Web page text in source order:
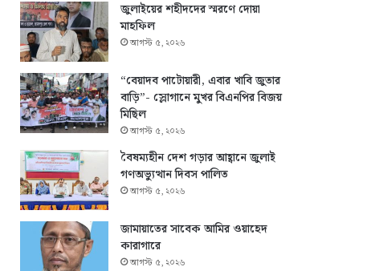
জুলাইয়ের শহীদদের স্মরণে দোয়া
মাহফিল
আগস্ট ৫, ২০২৬
“বেয়াদব পাটোয়ারী, এবার খাবি জুতার
বাড়ি”- স্লোগানে মুখর বিএনপির বিজয়
মিছিল
আগস্ট ৫, ২০২৬
বৈষম্যহীন দেশ গড়ার আহ্বানে জুলাই
গণঅভ্যুত্থান দিবস পালিত
আগস্ট ৫, ২০২৬
জামায়াতের সাবেক আমির ওয়াহেদ
কারাগারে
আগস্ট ৫, ২০২৬